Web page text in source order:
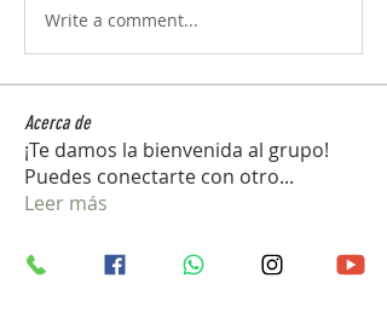
Write a comment...
Acerca de
¡Te damos la bienvenida al grupo!
Puedes conectarte con otro...
Leer más
Miembros